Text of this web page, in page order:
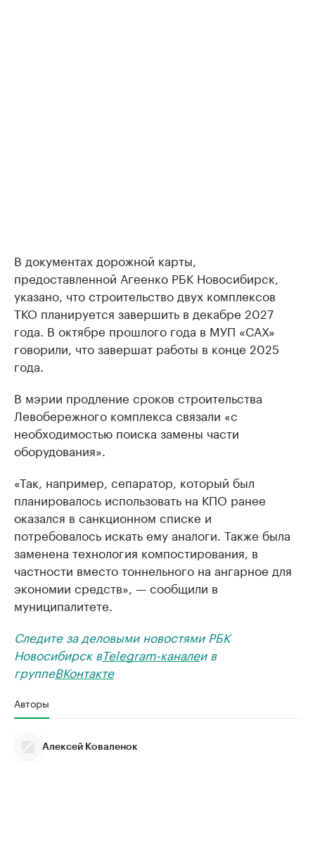
В документах дорожной карты,
предоставленной Агеенко РБК Новосибирск,
указано, что строительство двух комплексов
ТКО планируется завершить в декабре 2027
года. В октябре прошлого года в МУП «САХ»
говорили, что завершат работы в конце 2025
года.
В мэрии продление сроков строительства
Левобережного комплекса связали «с
необходимостью поиска замены части
оборудования».
«Так, например, сепаратор, который был
планировалось использовать на КПО ранее
оказался в санкционном списке и
потребовалось искать ему аналоги. Также была
заменена технология компостирования, в
частности вместо тоннельного на ангарное для
экономии средств», — сообщили в
муниципалитете.
Следите за деловыми новостями РБК
Новосибирск вTelegram-каналеи в
группеВКонтакте
Авторы
Алексей Коваленок